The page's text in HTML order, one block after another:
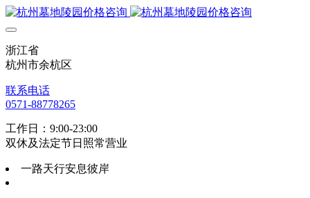
浙江省
杭州市余杭区
联系电话
0571-88778265
工作日：9:00-23:00
双休及法定节日照常营业
一路天行安息彼岸